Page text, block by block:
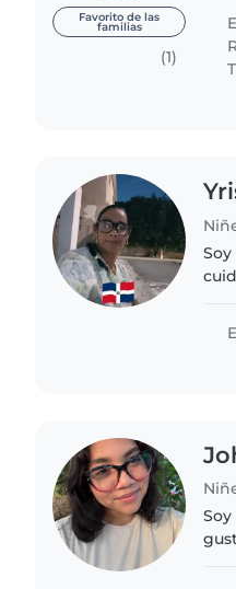
Favorito de las
familias
(1)